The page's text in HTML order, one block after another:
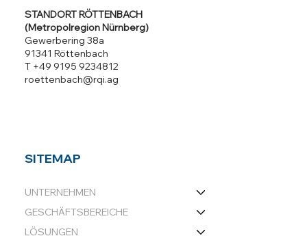
STANDORT RÖTTENBACH
(Metropolregion Nürnberg)
Gewerbering 38a
91341 Röttenbach
T +49 9195 9234812
roettenbach@rqi.ag
SITEMAP
UNTERNEHMEN
GESCHÄFTSBEREICHE
LÖSUNGEN